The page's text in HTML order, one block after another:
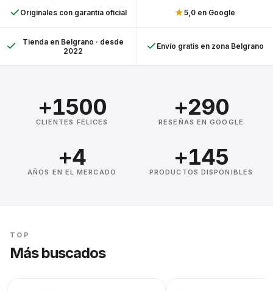
Originales con garantía oficial ★5,0 en Google
Tienda en Belgrano · desde
2022
Envío gratis en zona Belgrano
+1500
CLIENTES FELICES
+290
RESEÑAS EN GOOGLE
+4
AÑOS EN EL MERCADO
+145
PRODUCTOS DISPONIBLES
TOP
Más buscados